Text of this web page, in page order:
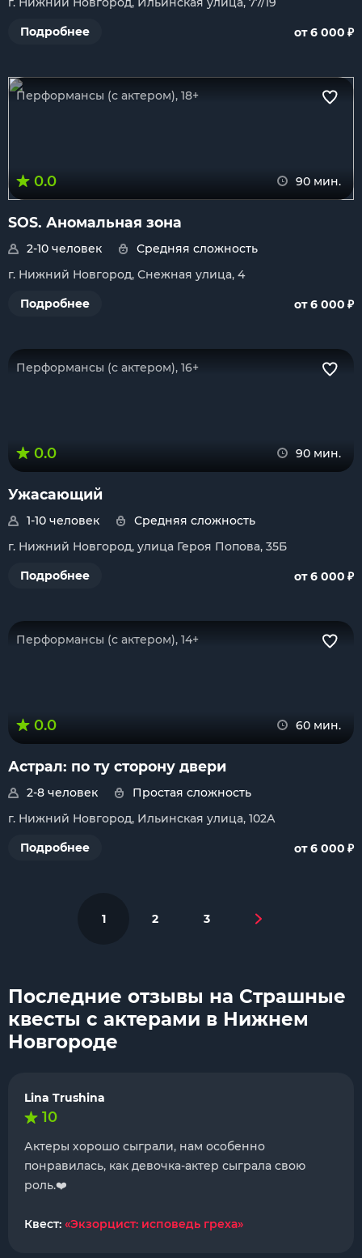
Подробнее
от 6 000 ₽
Перформансы (с актером), 18+
0.0 90 мин.
SOS. Аномальная зона
2-10 человек
Средняя сложность
г. Нижний Новгород, Снежная улица, 4
Подробнее
от 6 000 ₽
Перформансы (с актером), 16+
0.0 90 мин.
Ужасающий
1-10 человек
Средняя сложность
г. Нижний Новгород, улица Героя Попова, 35Б
Подробнее
от 6 000 ₽
Перформансы (с актером), 14+
0.0 60 мин.
Астрал: по ту сторону двери
2-8 человек
Простая сложность
г. Нижний Новгород, Ильинская улица, 102А
Подробнее
от 6 000 ₽
1 2 3
Последние отзывы на Страшные
квесты с актерами в Нижнем
Новгороде
Lina Trushina
10
Актеры хорошо сыграли, нам особенно
понравилась, как девочка-актер сыграла свою
роль.❤️
Квест: «Экзорцист: исповедь греха»